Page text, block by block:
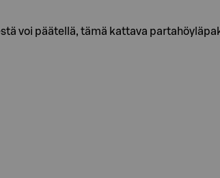
voi päätellä, tämä kattava